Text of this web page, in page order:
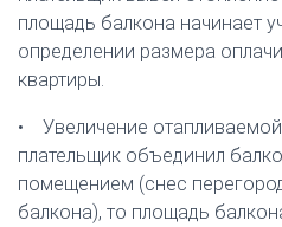
площадь балкона начинает
определении размера
квартиры.
• Увеличение
плательщик объединил
помещением (снес
балкона), то площадь